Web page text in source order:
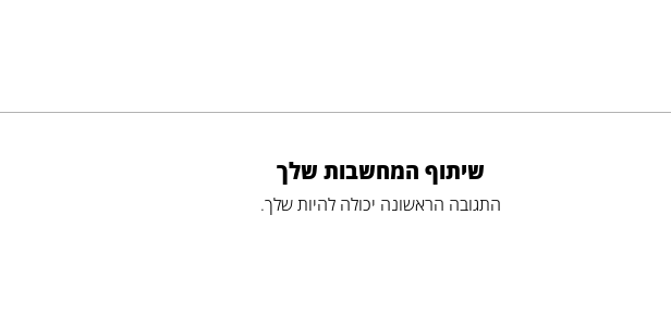
שיתוף המחשבות שלך
התגובה הראשונה יכולה להיות שלך.